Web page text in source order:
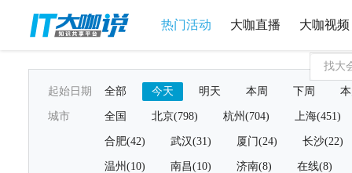
热门活动 大咖直播 大咖视频
起始日期 全部 今天 明天 本周 下周
城市 全国 北京(798) 杭州(704) 上海(451)
合肥(42) 武汉(31) 厦门(24) 长沙(22)
温州(10) 南昌(10) 济南(8) 在线(8)